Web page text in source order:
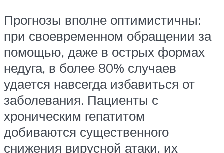
Прогнозы вполне оптимистичны:
при своевременном обращении за
помощью, даже в острых формах
недуга, в более 80% случаев
удается навсегда избавиться от
заболевания. Пациенты с
хроническим гепатитом
добиваются существенного
снижения вирусной атаки, их